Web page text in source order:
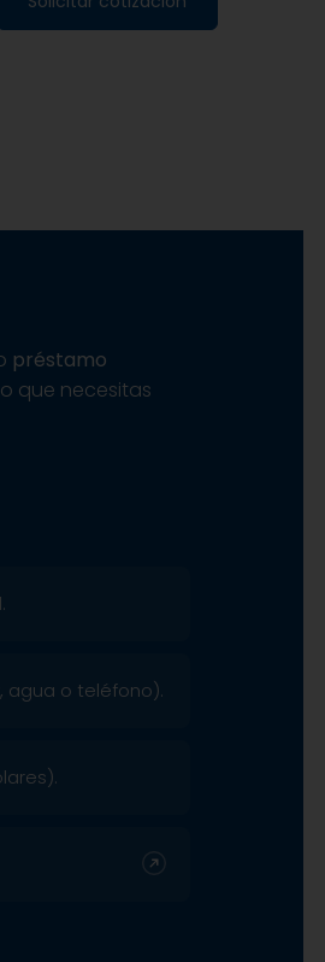
préstamo
que necesitas
agua o teléfono).